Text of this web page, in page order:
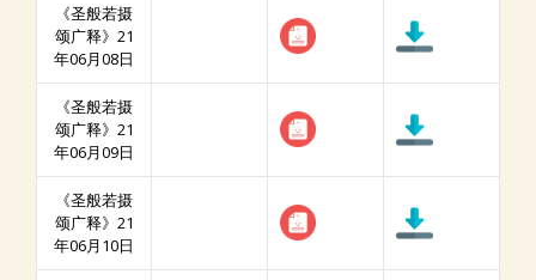
《圣般若摄
颂广释》21
年06月08日
《圣般若摄
颂广释》21
年06月09日
《圣般若摄
颂广释》21
年06月10日